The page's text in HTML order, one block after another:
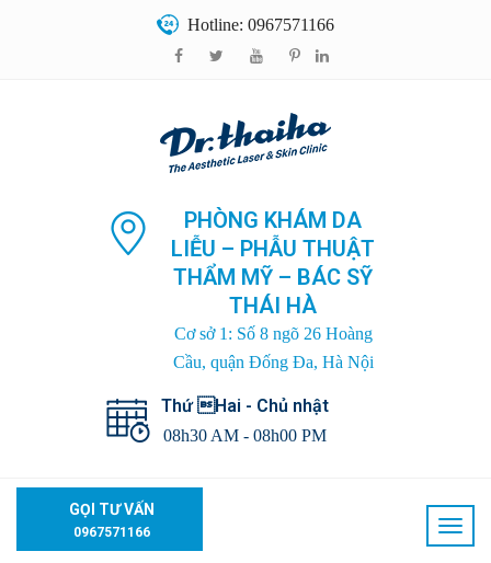
Hotline: 0967571166
PHÒNG KHÁM DA
LIỄU – PHẪU THUẬT
THẨM MỸ – BÁC SỸ
THÁI HÀ
Cơ sở 1: Số 8 ngõ 26 Hoàng
Cầu, quận Đống Đa, Hà Nội
Thứ Hai - Chủ nhật
08h30 AM - 08h00 PM
GỌI TƯ VẤN
0967571166